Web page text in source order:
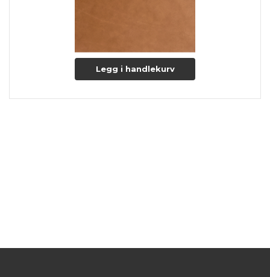
Legg i handlekurv